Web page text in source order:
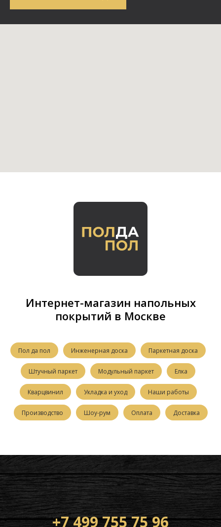
Интернет-магазин напольных
покрытий в Москве
Пол да пол Инженерная доска Паркетная доска
Штучный паркет Модульный паркет Елка
Кварцвинил Укладка и уход Наши работы
Производство Шоу-рум Оплата Доставка
+7 499 755 75 96